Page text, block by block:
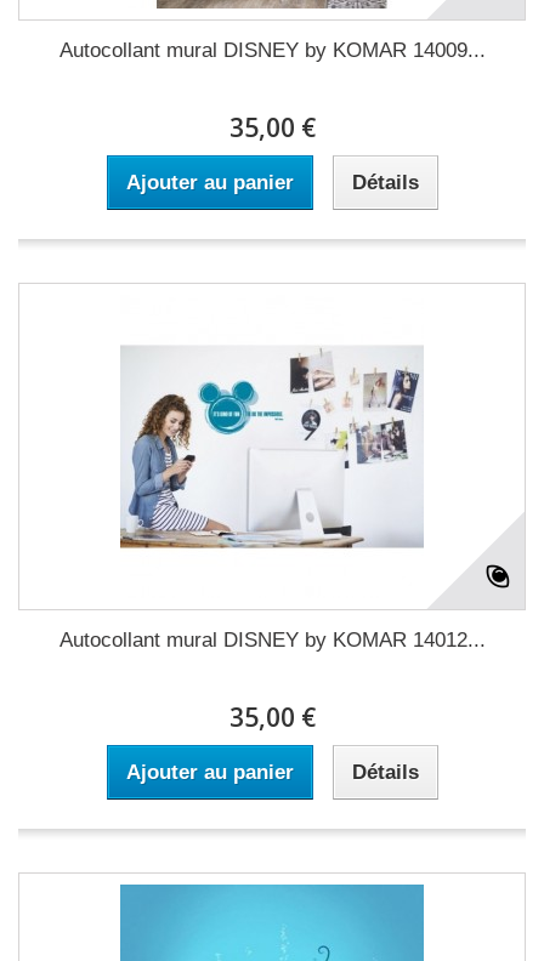
Autocollant mural DISNEY by KOMAR 14009...
35,00 €
Ajouter au panier Détails
Autocollant mural DISNEY by KOMAR 14012...
35,00 €
Ajouter au panier Détails